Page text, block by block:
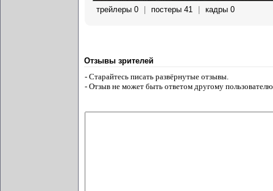
трейлеры 0 постеры 41 кадры 0
Отзывы зрителей
- Старайтесь писать развёрнутые отзывы.
- Отзыв не может быть ответом другому